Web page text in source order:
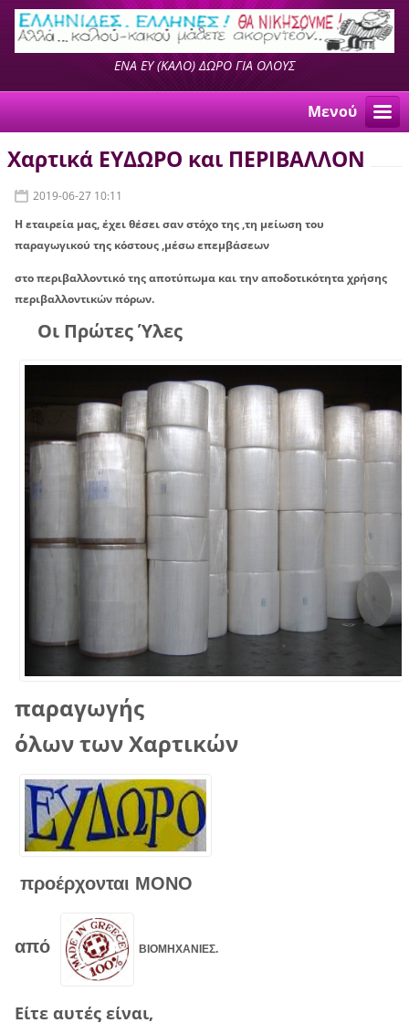
ΕΝΑ ΕΥ (ΚΑΛΟ) ΔΩΡΟ ΓΙΑ ΟΛΟΥΣ
Μενού
Χαρτικά ΕΥΔΩΡΟ και ΠΕΡΙΒΑΛΛΟΝ
2019-06-27 10:11
Η εταιρεία μας, έχει θέσει σαν στόχο της ,τη μείωση του
παραγωγικού της κόστους ,μέσω επεμβάσεων
στο περιβαλλοντικό της αποτύπωμα και την αποδοτικότητα χρήσης
περιβαλλοντικών πόρων.
Οι Πρώτες Ύλες
παραγωγής
όλων των Χαρτικών
προέρχονται ΜΟΝΟ
από ΒΙΟΜΗΧΑΝΙΕΣ.
Είτε αυτές είναι,